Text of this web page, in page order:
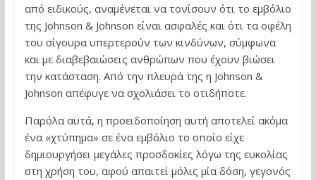
από ειδικούς, αναμένεται να τονίσουν ότι το εμβόλιο
της Johnson & Johnson είναι ασφαλές και ότι τα οφέλη
του σίγουρα υπερτερούν των κινδύνων, σύμφωνα
και με διαβεβαιώσεις ανθρώπων που έχουν βιώσει
την κατάσταση. Από την πλευρά της η Johnson &
Johnson απέφυγε να σχολιάσει το οτιδήποτε.
Παρόλα αυτά, η προειδοποίηση αυτή αποτελεί ακόμα
ένα «χτύπημα» σε ένα εμβόλιο το οποίο είχε
δημιουργήσει μεγάλες προσδοκίες λόγω της ευκολίας
στη χρήση του, αφού απαιτεί μόλις μία δόση, γεγονός